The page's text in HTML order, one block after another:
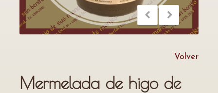
Volver
Mermelada de higo de